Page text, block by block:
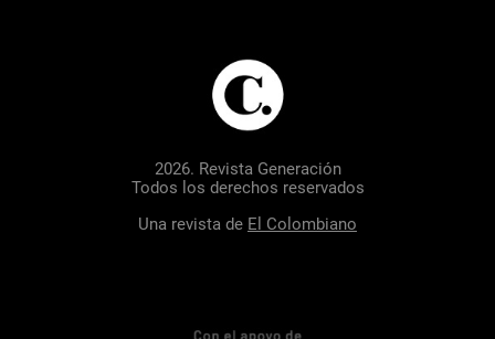
2026. Revista Generación
Todos los derechos reservados
Una revista de El Colombiano